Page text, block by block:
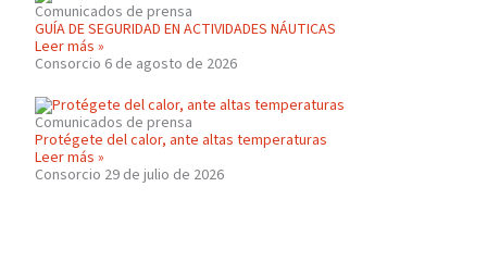
Comunicados de prensa
GUÍA DE SEGURIDAD EN ACTIVIDADES NÁUTICAS
Leer más »
Consorcio 6 de agosto de 2026
Comunicados de prensa
Protégete del calor, ante altas temperaturas
Leer más »
Consorcio 29 de julio de 2026